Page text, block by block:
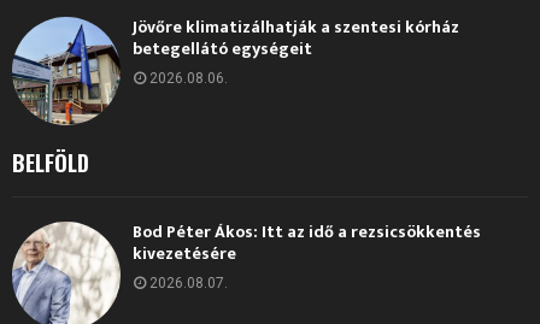
Jövőre klimatizálhatják a szentesi kórház
betegellátó egységeit
2026.08.06.
BELFÖLD
Bod Péter Ákos: Itt az idő a rezsicsökkentés
kivezetésére
2026.08.07.